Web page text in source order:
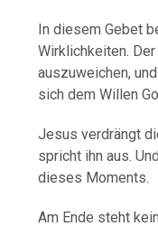
In diesem Gebet
Wirklichkeiten.
auszuweichen,
sich dem Willen
Jesus verdrängt
spricht ihn aus.
dieses Moments.
Am Ende steht